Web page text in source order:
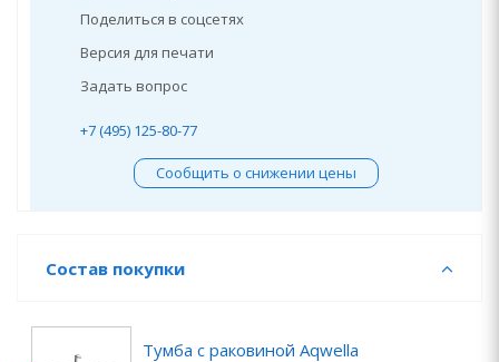
Поделиться в соцсетях
Версия для печати
Задать вопрос
+7 (495) 125-80-77
Сообщить о снижении цены
Состав покупки
Тумба с раковиной Aqwella